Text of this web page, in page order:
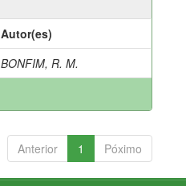
Autor(es)
BONFIM, R. M.
Anterior 1 Póximo